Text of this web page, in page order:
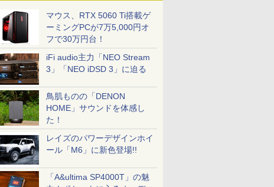
マウス、RTX 5060 Ti搭載ゲ
ーミングPCが7万5,000円オ
フで30万円台！
iFi audio主力「NEO Stream
3」「NEO iDSD 3」に迫る
鳥肌ものの「DENON
HOME」サウンドを体感し
た！
レイズのパワーデザインホイ
ール「M6」に新色登場!!
「A&ultima SP4000T」の魅